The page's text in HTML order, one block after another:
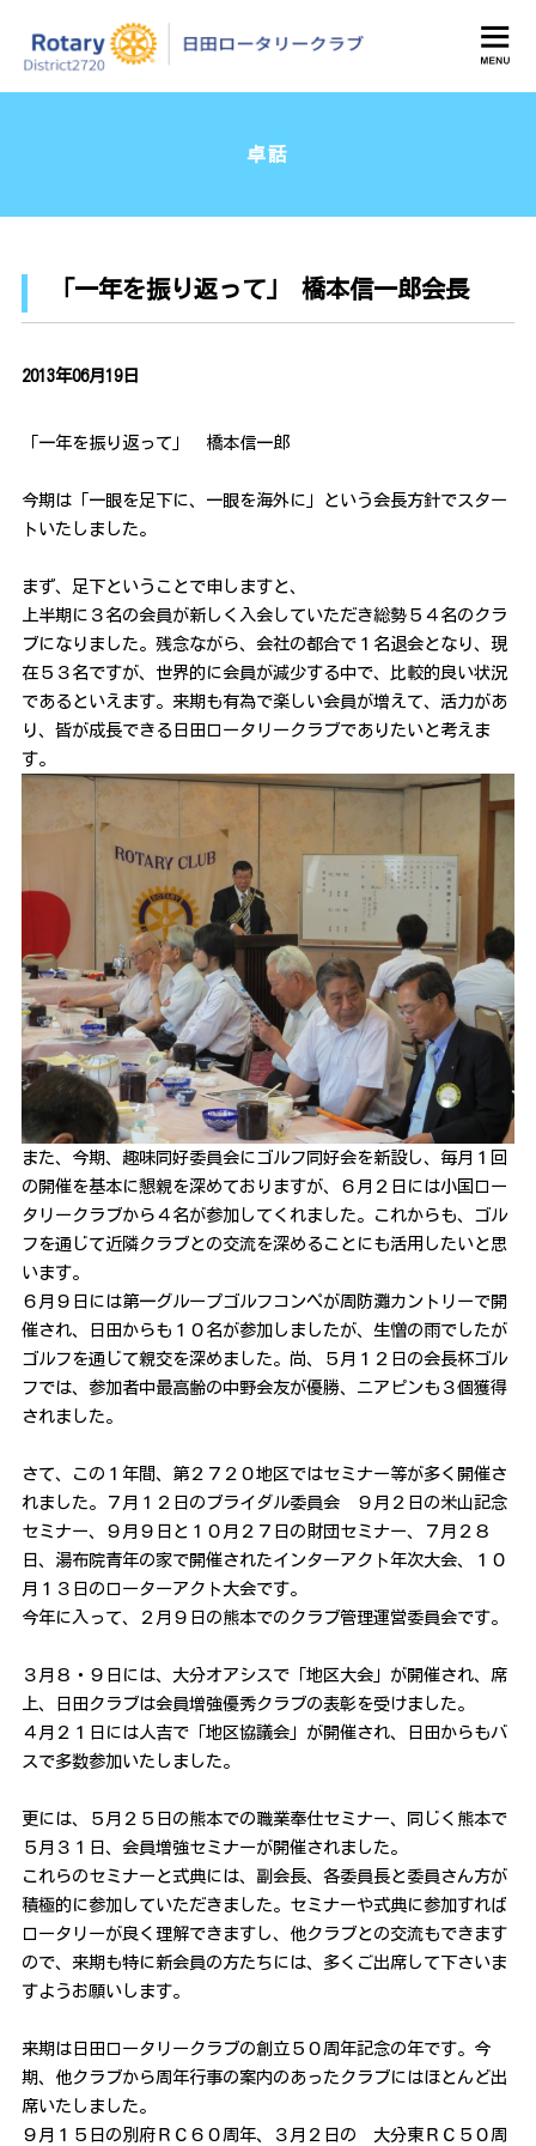
日田ロータリークラブ
卓話
「一年を振り返って」 橋本信一郎会長
2013年06月19日
「一年を振り返って」 橋本信一郎
今期は「一眼を足下に、一眼を海外に」という会長方針でスター
トいたしました。
まず、足下ということで申しますと、
上半期に３名の会員が新しく入会していただき総勢５４名のクラ
ブになりました。残念ながら、会社の都合で１名退会となり、現
在５３名ですが、世界的に会員が減少する中で、比較的良い状況
であるといえます。来期も有為で楽しい会員が増えて、活力があ
り、皆が成長できる日田ロータリークラブでありたいと考えま
す。
また、今期、趣味同好委員会にゴルフ同好会を新設し、毎月１回
の開催を基本に懇親を深めておりますが、６月２日には小国ロー
タリークラブから４名が参加してくれました。これからも、ゴル
フを通じて近隣クラブとの交流を深めることにも活用したいと思
います。
６月９日には第一グループゴルフコンペが周防灘カントリーで開
催され、日田からも１０名が参加しましたが、生憎の雨でしたが
ゴルフを通じて親交を深めました。尚、５月１２日の会長杯ゴル
フでは、参加者中最高齢の中野会友が優勝、ニアピンも３個獲得
されました。
さて、この１年間、第２７２０地区ではセミナー等が多く開催さ
れました。７月１２日のブライダル委員会 ９月２日の米山記念
セミナー、９月９日と１０月２７日の財団セミナー、７月２８
日、湯布院青年の家で開催されたインターアクト年次大会、１０
月１３日のローターアクト大会です。
今年に入って、２月９日の熊本でのクラブ管理運営委員会です。
３月８・９日には、大分オアシスで「地区大会」が開催され、席
上、日田クラブは会員増強優秀クラブの表彰を受けました。
４月２１日には人吉で「地区協議会」が開催され、日田からもバ
スで多数参加いたしました。
更には、５月２５日の熊本での職業奉仕セミナー、同じく熊本で
５月３１日、会員増強セミナーが開催されました。
これらのセミナーと式典には、副会長、各委員長と委員さん方が
積極的に参加していただきました。セミナーや式典に参加すれば
ロータリーが良く理解できますし、他クラブとの交流もできます
ので、来期も特に新会員の方たちには、多くご出席して下さいま
すようお願いします。
来期は日田ロータリークラブの創立５０周年記念の年です。今
期、他クラブから周年行事の案内のあったクラブにはほとんど出
席いたしました。
９月１５日の別府ＲＣ６０周年、３月２日の 大分東ＲＣ５０周